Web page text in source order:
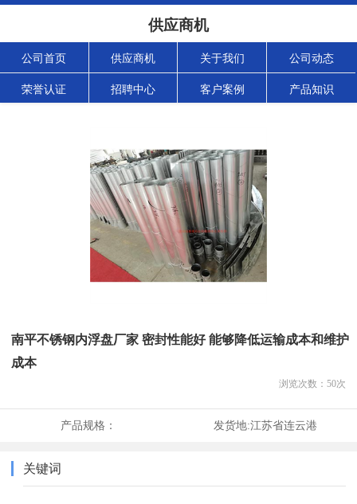
供应商机
公司首页 供应商机 关于我们 公司动态
荣誉认证 招聘中心 客户案例 产品知识
南平不锈钢内浮盘厂家 密封性能好 能够降低运输成本和维护
成本
浏览次数： 50次
产品规格： 发货地:江苏省连云港
关键词